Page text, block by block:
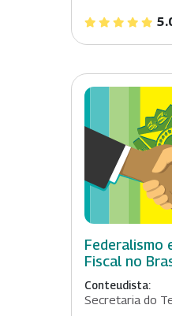
Federalismo
Fiscal no
Conteudista:
Secretaria do